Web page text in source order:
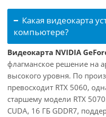
Какая видеокарта
компьютере?
Видеокарта NVIDIA
флагманское решение на
высокого уровня. По
превосходит RTX 5060,
старшему модели RTX
CUDA, 16 ГБ GDDR7,